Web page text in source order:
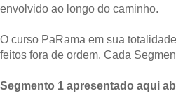
envolvido ao longo do caminho.
O curso PaRama em sua
feitos fora de ordem. Cada
Segmento 1 apresentado aqui